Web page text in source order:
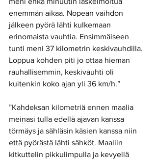
enemmän aikaa. Nopean vaihdon
jälkeen pyörä lähti kulkemaan
erinomaista vauhtia. Ensimmäiseen
tunti meni 37 kilometrin keskivauhdilla.
Loppua kohden piti jo ottaa hieman
rauhallisemmin, keskivauhti oli
kuitenkin koko ajan yli 36 km/h.”
”Kahdeksan kilometriä ennen maalia
meinasi tulla edellä ajavan kanssa
törmäys ja sähläsin käsien kanssa niin
että pyörästä lähti sähköt. Maaliin
kitkuttelin pikkulimpulla ja kevyellä